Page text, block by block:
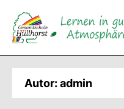
zum
Inhalt
wechseln
Autor:admin